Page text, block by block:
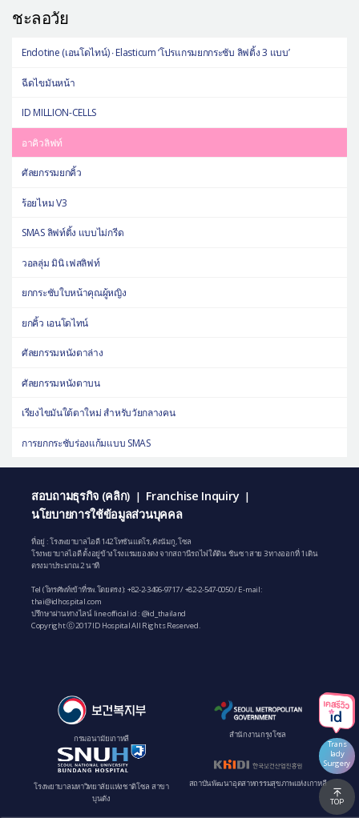
ชะลอวัย
Endotine (เอนโดไทน์) ∙ Elasticum ‘โปรแกรมยกกระชับ ลิฟติ้ง 3 แบบ’
ฉีดไขมันหน้า
ID MILLION-CELLS
อาคิวลิฟท์
ศัลยกรรมยกคิ้ว
ร้อยไหม V3
SMAS ลิฟท์ติ้ง แบบไม่กรีด
วอลลุ่ม มินิ เฟสลิฟท์
ยกกระชับใบหน้าคุณผู้หญิง
ยกคิ้ว เอนโดไทน์
ศัลยกรรมหนังตาล่าง
ศัลยกรรมหนังตาบน
เรียงไขมันใต้ตาใหม่ สำหรับวัยกลางคน
การยกกระชับร่องแก้มแบบ SMAS
สอบถามธุรกิจ (คลิก) | Franchise Inquiry |
นโยบายการใช้ข้อมูลส่วนบุคคล
ที่อยู่ : โรงพยาบาลไอดี 142 โทซันแดโร, คังนัมกู, โซล
โรงพยาบาลไอดี ตั้งอยู่ข้างโรงแรมยองดง จากสถานีรถไฟใต้ดิน ชินซา สาย 3 ทางออกที่ 1 เดิน
ตรงมาประมาณ 2 นาที
Tel (โทรศัพท์เข้าที่รพ.โดยตรง): +82-2-3496-9717/+82-2-547-0050/ E-mail:
thai@idhospital.com
ปรึกษาผ่านทางไลน์ line official id : @id_thailand
Copyright ⓒ 2017 ID Hospital All Rights Reserved.
กรมอนามัยเกาหลี สํานักงานกรุงโซล
โรงพยาบาลมหาวิทยาลัยแห่งชาติโซล สาขา
บุนดัง
สถาบันพัฒนาอุตสาหกรรมสุขภาพแห่งเกาหลี
Trans
lady
Surgery
TOP